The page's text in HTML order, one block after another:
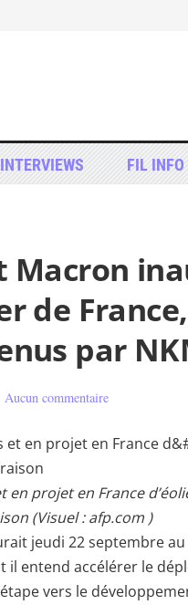
FIL INFO
Macron
de
par
Aucun commentaire
en projet en France
(Visuel : afp.com )
jeudi 22 septembre
entend accélérer le
vers le